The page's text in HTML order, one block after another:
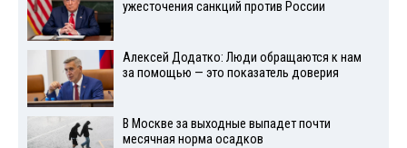
ужесточения санкций против России
Алексей Додатко: Люди обращаются к нам
за помощью — это показатель доверия
В Москве за выходные выпадет почти
месячная норма осадков